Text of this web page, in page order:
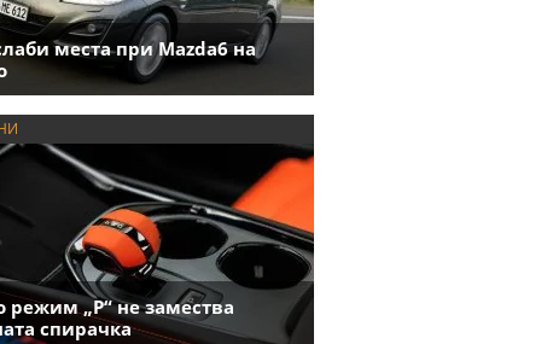
места при Mazda6 на
режим „P“ не замества
спирачка